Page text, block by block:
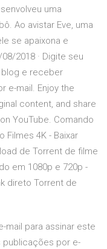
uma
Ao avistar Eve, uma
se apaixona e
2018 · Digite seu
e receber
e-mail. Enjoy the
content, and share
YouTube. Comando
Filmes 4K - Baixar
de Torrent de filme
em 1080p e 720p -
direto Torrent de
mail para assinar este
por e-